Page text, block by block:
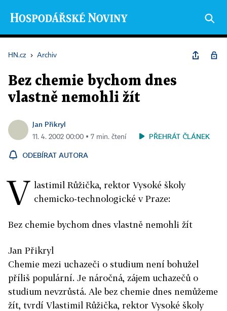
HN.cz › Archiv
Bez chemie bychom dnes
vlastně nemohli žít
Jan Přikryl
11. 4. 2002 00:00 ▪ 7 min. čtení PŘEHRÁT ČLÁNEK
ODEBÍRAT AUTORA
V lastimil Růžička, rektor Vysoké školy
chemicko-technologické v Praze:
Bez chemie bychom dnes vlastně nemohli žít
Jan Přikryl
Chemie mezi uchazeči o studium není bohužel
příliš populární. Je náročná, zájem uchazečů o
studium nevzrůstá. Ale bez chemie dnes nemůžeme
žít, tvrdí Vlastimil Růžička, rektor Vysoké školy